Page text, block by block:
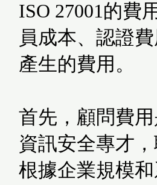
ISO 27001的費
員成本、認證
產生的費用。
首先，顧問費
資訊安全專才
根據企業規模